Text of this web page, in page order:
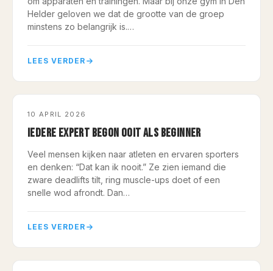
Helder geloven we dat de grootte van de groep
minstens zo belangrijk is.…
LEES VERDER
10 APRIL 2026
IEDERE EXPERT BEGON OOIT ALS BEGINNER
Veel mensen kijken naar atleten en ervaren sporters
en denken: “Dat kan ik nooit.” Ze zien iemand die
zware deadlifts tilt, ring muscle-ups doet of een
snelle wod afrondt. Dan…
LEES VERDER